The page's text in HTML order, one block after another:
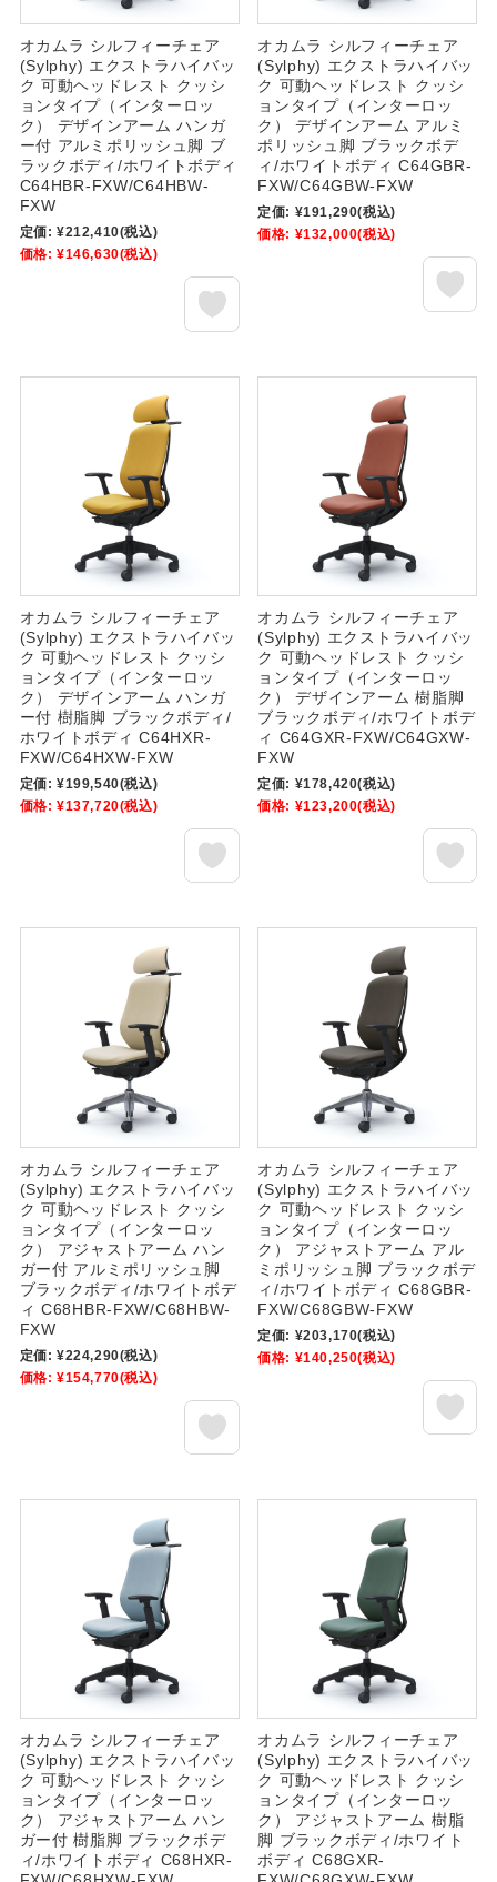
オカムラ シルフィーチェア
(Sylphy) エクストラハイバッ
ク 可動ヘッドレスト クッシ
ョンタイプ（インターロッ
ク） デザインアーム ハンガ
ー付 アルミポリッシュ脚 ブ
ラックボディ/ホワイトボディ
C64HBR-FXW/C64HBW-
FXW
定価: ¥212,410(税込)
価格: ¥146,630(税込)
オカムラ シルフィーチェア
(Sylphy) エクストラハイバッ
ク 可動ヘッドレスト クッシ
ョンタイプ（インターロッ
ク） デザインアーム アルミ
ポリッシュ脚 ブラックボデ
ィ/ホワイトボディ C64GBR-
FXW/C64GBW-FXW
定価: ¥191,290(税込)
価格: ¥132,000(税込)
オカムラ シルフィーチェア
(Sylphy) エクストラハイバッ
ク 可動ヘッドレスト クッシ
ョンタイプ（インターロッ
ク） デザインアーム ハンガ
ー付 樹脂脚 ブラックボディ/
ホワイトボディ C64HXR-
FXW/C64HXW-FXW
定価: ¥199,540(税込)
価格: ¥137,720(税込)
オカムラ シルフィーチェア
(Sylphy) エクストラハイバッ
ク 可動ヘッドレスト クッシ
ョンタイプ（インターロッ
ク） デザインアーム 樹脂脚
ブラックボディ/ホワイトボデ
ィ C64GXR-FXW/C64GXW-
FXW
定価: ¥178,420(税込)
価格: ¥123,200(税込)
オカムラ シルフィーチェア
(Sylphy) エクストラハイバッ
ク 可動ヘッドレスト クッシ
ョンタイプ（インターロッ
ク） アジャストアーム ハン
ガー付 アルミポリッシュ脚
ブラックボディ/ホワイトボデ
ィ C68HBR-FXW/C68HBW-
FXW
定価: ¥224,290(税込)
価格: ¥154,770(税込)
オカムラ シルフィーチェア
(Sylphy) エクストラハイバッ
ク 可動ヘッドレスト クッシ
ョンタイプ（インターロッ
ク） アジャストアーム アル
ミポリッシュ脚 ブラックボデ
ィ/ホワイトボディ C68GBR-
FXW/C68GBW-FXW
定価: ¥203,170(税込)
価格: ¥140,250(税込)
オカムラ シルフィーチェア
(Sylphy) エクストラハイバッ
ク 可動ヘッドレスト クッシ
ョンタイプ（インターロッ
ク） アジャストアーム ハン
ガー付 樹脂脚 ブラックボデ
ィ/ホワイトボディ C68HXR-
オカムラ シルフィーチェア
(Sylphy) エクストラハイバッ
ク 可動ヘッドレスト クッシ
ョンタイプ（インターロッ
ク） アジャストアーム 樹脂
脚 ブラックボディ/ホワイト
ボディ C68GXR-